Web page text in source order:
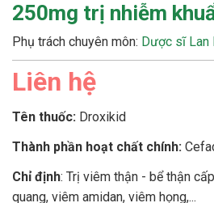
250mg trị nhiễm
Phụ trách chuyên môn: Dược sĩ Lan
Liên hệ
Tên thuốc: Droxikid
Thành phần hoạt chất chính:
Chỉ định: Trị viêm thận - bể thận
quang, viêm amidan, viêm họng,...